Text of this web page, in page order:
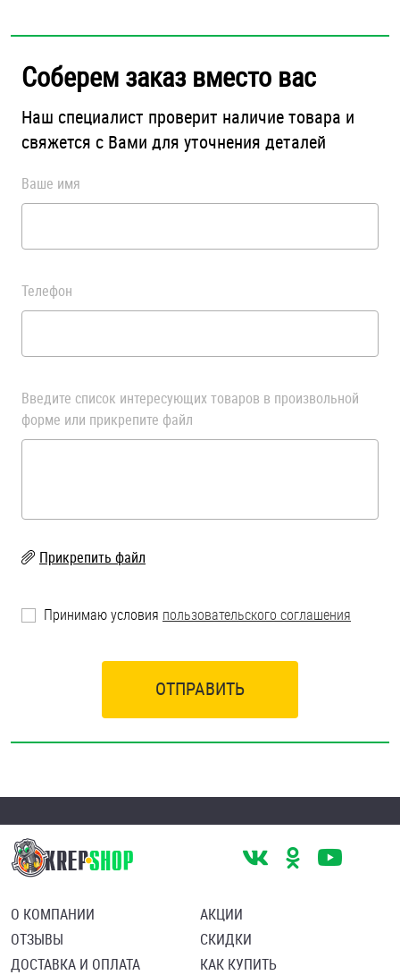
Соберем заказ вместо вас
Наш специалист проверит наличие товара и
свяжется с Вами для уточнения деталей
Ваше имя
Телефон
Введите список интересующих товаров в произвольной
форме или прикрепите файл
Прикрепить файл
Принимаю условия пользовательского соглашения
ОТПРАВИТЬ
О КОМПАНИИ
ОТЗЫВЫ
ДОСТАВКА И ОПЛАТА
АКЦИИ
СКИДКИ
КАК КУПИТЬ